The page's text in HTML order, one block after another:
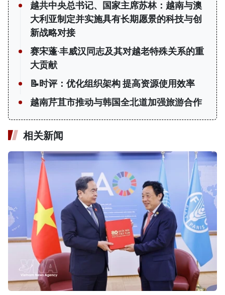
越共中央总书记、国家主席苏林：越南与澳
大利亚制定并实施具有长期愿景的科技与创
新战略对接
赛宋蓬·丰威汉同志及其对越老特殊关系的重
大贡献
📝时评：优化组织架构 提高资源使用效率
越南芹苴市推动与韩国全北道加强旅游合作
相关新闻